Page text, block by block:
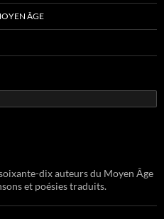
ÂGE
dix auteurs du Moyen Âge
et poésies traduits.